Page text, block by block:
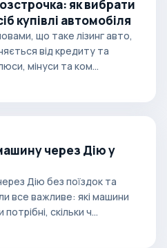
як вибрати
купівлі автомобіля
що таке лізинг авто,
від кредиту та
мінуси та ком...
через Дію у
Дію без поїздок та
все важливе: які машини
скільки ч...